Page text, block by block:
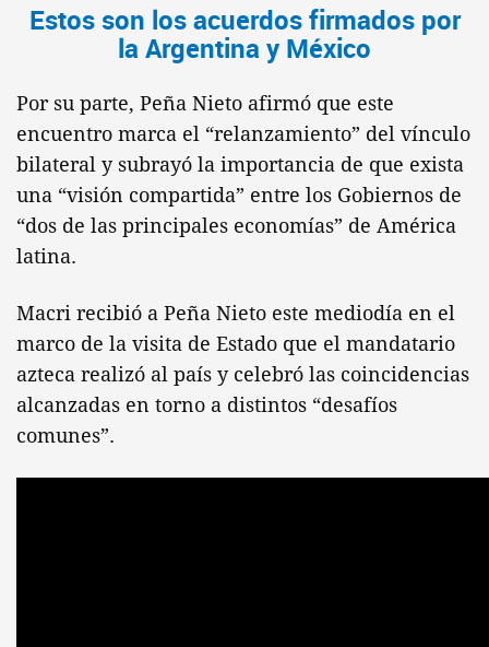
Estos son los acuerdos firmados por
la Argentina y México
Por su parte, Peña Nieto afirmó que este
encuentro marca el “relanzamiento” del vínculo
bilateral y subrayó la importancia de que exista
una “visión compartida” entre los Gobiernos de
“dos de las principales economías” de América
latina.
Macri recibió a Peña Nieto este mediodía en el
marco de la visita de Estado que el mandatario
azteca realizó al país y celebró las coincidencias
alcanzadas en torno a distintos “desafíos
comunes”.